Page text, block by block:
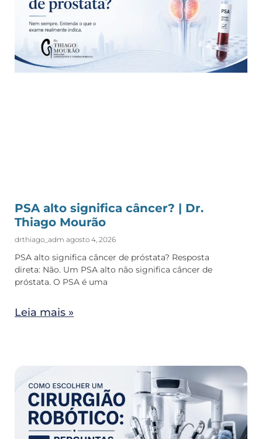
PSA alto significa câncer? | Dr.
Thiago Mourão
drthiago_adm agosto 4, 2026
PSA alto significa câncer de próstata? Resposta
direta: Não. Um PSA alto não significa câncer de
próstata. O PSA é uma
Leia mais »